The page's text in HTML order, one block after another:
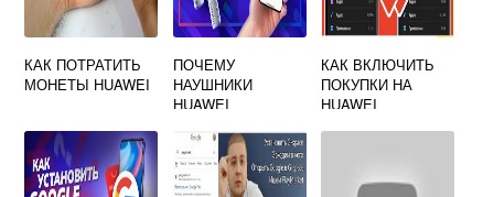
КАК ПОТРАТИТЬ
МОНЕТЫ HUAWEI
ПОЧЕМУ
НАУШНИКИ
HUAWEI
НЕ
ПОДКЛЮЧАЮТСЯ
К АЙФОНУ
КАК ВКЛЮЧИТЬ
ПОКУПКИ НА
HUAWEI